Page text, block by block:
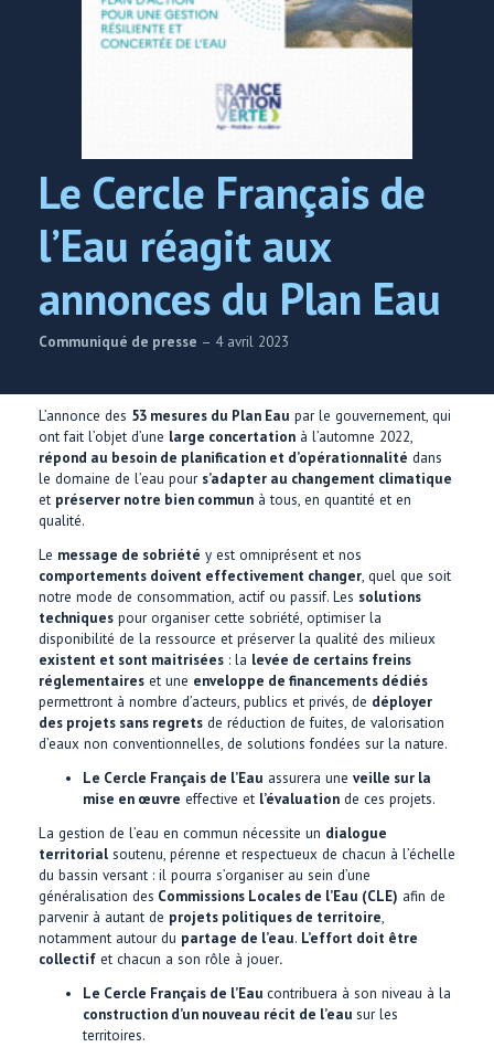
Le Cercle Français de
l’Eau réagit aux
annonces du Plan Eau
Communiqué de presse – 4 avril 2023
L’annonce des 53 mesures du Plan Eau par le gouvernement, qui
ont fait l’objet d’une large concertation à l’automne 2022,
répond au besoin de planification et d’opérationnalité dans
le domaine de l’eau pour s’adapter au changement climatique
et préserver notre bien commun à tous, en quantité et en
qualité.
Le message de sobriété y est omniprésent et nos
comportements doivent effectivement changer, quel que soit
notre mode de consommation, actif ou passif. Les solutions
techniques pour organiser cette sobriété, optimiser la
disponibilité de la ressource et préserver la qualité des milieux
existent et sont maitrisées : la levée de certains freins
réglementaires et une enveloppe de financements dédiés
permettront à nombre d’acteurs, publics et privés, de déployer
des projets sans regrets de réduction de fuites, de valorisation
d’eaux non conventionnelles, de solutions fondées sur la nature.
Le Cercle Français de l’Eau assurera une veille sur la
mise en œuvre effective et l’évaluation de ces projets.
La gestion de l’eau en commun nécessite un dialogue
territorial soutenu, pérenne et respectueux de chacun à l’échelle
du bassin versant : il pourra s’organiser au sein d’une
généralisation des Commissions Locales de l’Eau (CLE) afin de
parvenir à autant de projets politiques de territoire,
notamment autour du partage de l’eau. L’effort doit être
collectif et chacun a son rôle à jouer.
Le Cercle Français de l’Eau contribuera à son niveau à la
construction d’un nouveau récit de l’eau sur les
territoires.